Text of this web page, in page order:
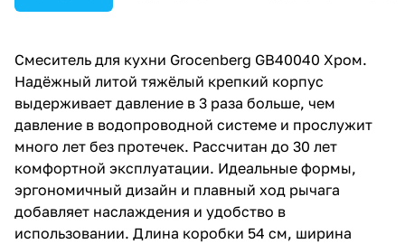
Смеситель для кухни Grocenberg GB40040 Хром.
Надёжный литой тяжёлый крепкий корпус
выдерживает давление в 3 раза больше, чем
давление в водопроводной системе и прослужит
много лет без протечек. Рассчитан до 30 лет
комфортной эксплуатации. Идеальные формы,
эргономичный дизайн и плавный ход рычага
добавляет наслаждения и удобство в
использовании. Длина коробки 54 см, ширина